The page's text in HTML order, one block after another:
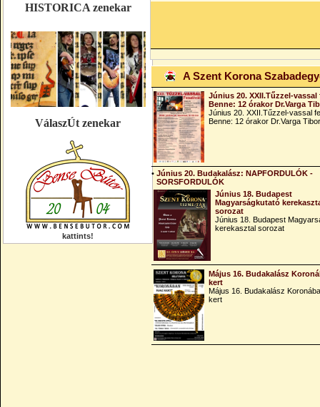
HISTORICA zenekar
VálaszÚt zenekar
kattints!
A Szent Korona
Június 20. XXII.Tűzzel-
Benne: 12 órakor Dr.Varga
Június 20. XXII.Tűzzel-vassal
Benne: 12 órakor Dr.Varga Tibor
• Június 20. Budakalász: NAPFORDULÓK -
SORSFORDULÓK
Június 18. Budapest
Magyarságkutató
sorozat
Június 18. Budapest
kerekasztal sorozat
Május 16. Budakalász
kert
Május 16. Budakalász
kert